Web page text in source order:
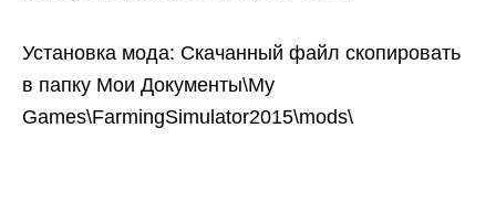
Установка мода: Скачанный файл скопировать
в папку Мои Документы\My
Games\FarmingSimulator2015\mods\